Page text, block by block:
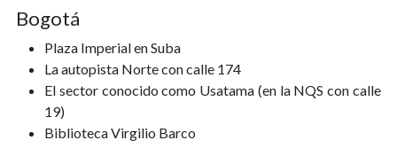
Bogotá
Plaza Imperial en Suba
La autopista Norte con calle 174
El sector conocido como Usatama (en la NQS con calle
19)
Biblioteca Virgilio Barco